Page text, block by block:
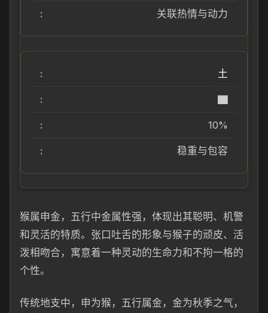
关联热情与动力
土
▇
10%
稳重与包容
猴属申金，五行中金属性强，体现出其聪明、机警
和灵活的特质。张口吐舌的形象与猴子的顽皮、活
泼相吻合，寓意着一种灵动的生命力和不拘一格的
个性。
传统地支中，申为猴，五行属金，金为秋季之气，